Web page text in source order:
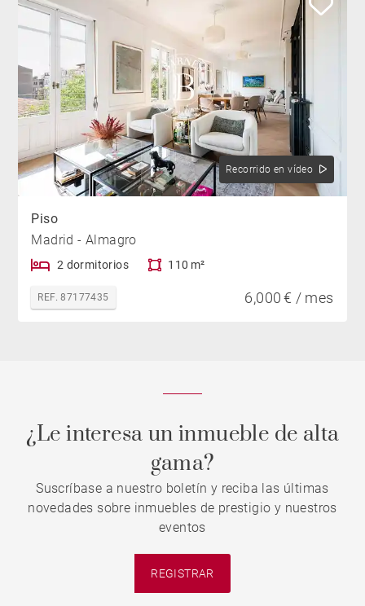
Recorrido en vídeo
Piso
Madrid - Almagro
2 dormitorios 110 m²
REF. 87177435 6,000 € / mes
¿Le interesa un inmueble de alta
gama?
Suscríbase a nuestro boletín y reciba las últimas
novedades sobre inmuebles de prestigio y nuestros
eventos
REGISTRAR